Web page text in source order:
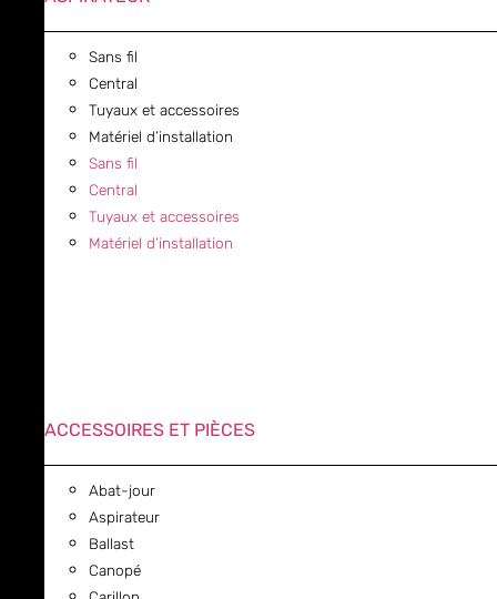
Sans fil
Central
Tuyaux et accessoires
Matériel d’installation
Sans fil
Central
Tuyaux et accessoires
Matériel d’installation
ACCESSOIRES ET PIÈCES
Abat-jour
Aspirateur
Ballast
Canopé